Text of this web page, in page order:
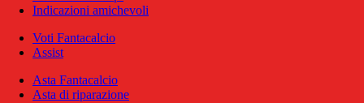
Indicazioni amichevoli
Voti Fantacalcio
Assist
Asta Fantacalcio
Asta di riparazione